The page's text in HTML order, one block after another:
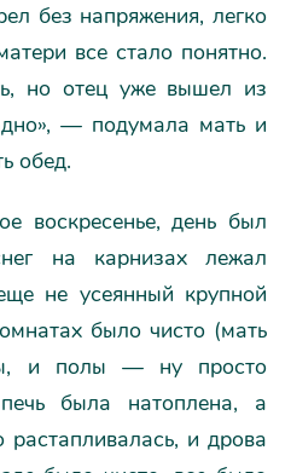
без напряжения, легко
все стало понятно.
но отец уже вышел из
— подумала мать и
обед.
воскресенье, день был
на карнизах лежал
не усеянный крупной
было чисто (мать
и полы — ну просто
была натоплена, а
растапливалась, и дрова